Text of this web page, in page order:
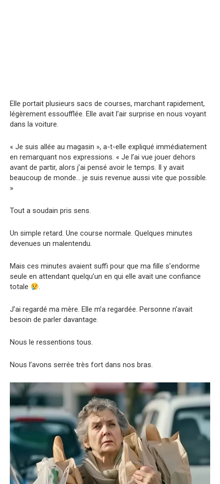
Elle portait plusieurs sacs de courses, marchant rapidement,
légèrement essoufflée. Elle avait l’air surprise en nous voyant
dans la voiture.
« Je suis allée au magasin », a-t-elle expliqué immédiatement
en remarquant nos expressions. « Je l’ai vue jouer dehors
avant de partir, alors j’ai pensé avoir le temps. Il y avait
beaucoup de monde… je suis revenue aussi vite que possible.
»
Tout a soudain pris sens.
Un simple retard. Une course normale. Quelques minutes
devenues un malentendu.
Mais ces minutes avaient suffi pour que ma fille s’endorme
seule en attendant quelqu’un en qui elle avait une confiance
totale
.
J’ai regardé ma mère. Elle m’a regardée. Personne n’avait
besoin de parler davantage.
Nous le ressentions tous.
Nous l’avons serrée très fort dans nos bras.